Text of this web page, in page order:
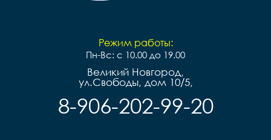
Режим работы:
Пн-Вс: с 10.00 до 19.00
Великий Новгород,
ул.Свободы, дом 10/5,
8-906-202-99-20